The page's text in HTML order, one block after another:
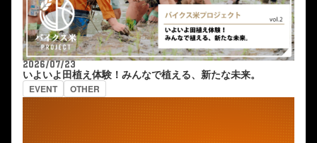
2026/07/23
いよいよ田植え体験！みんなで植える、新たな未来。
EVENT OTHER